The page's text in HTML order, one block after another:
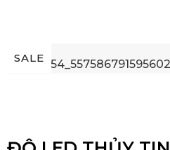
SALE